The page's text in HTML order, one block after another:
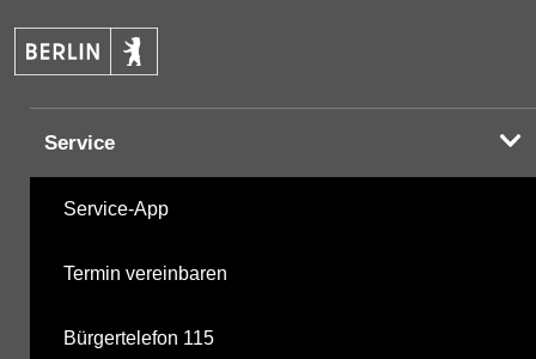
Service
Service-App
Termin vereinbaren
Bürgertelefon 115